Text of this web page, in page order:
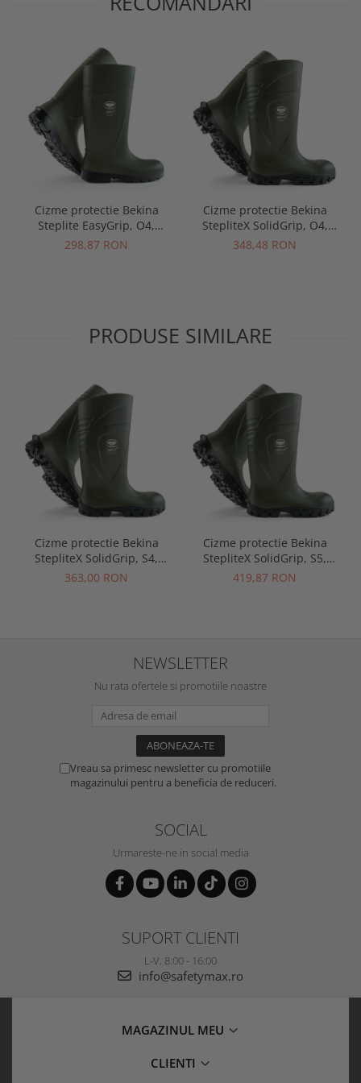
Cizme protectie Bekina
Steplite EasyGrip, O4,
verde/negru
298,87 RON
Cizme protectie Bekina
StepliteX SolidGrip, O4,
verde/negru
348,48 RON
PRODUSE SIMILARE
Cizme protectie Bekina
StepliteX SolidGrip, S4,
verde/negru
363,00 RON
Cizme protectie Bekina
StepliteX SolidGrip, S5,
verde/negru
419,87 RON
NEWSLETTER
Nu rata ofertele si promotiile noastre
Vreau sa primesc newsletter cu promotiile
magazinului pentru a beneficia de reduceri.
SOCIAL
Urmareste-ne in social media
SUPORT CLIENTI
L-V, 8:00 - 16:00
info@safetymax.ro
MAGAZINUL MEU
CLIENTI